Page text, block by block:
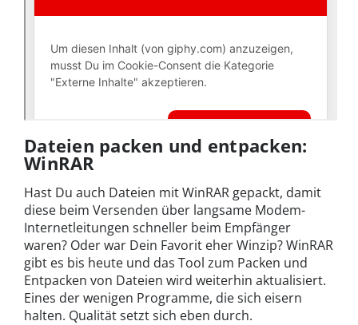
Dateien packen und entpacken:
WinRAR
Hast Du auch Dateien mit WinRAR gepackt, damit
diese beim Versenden über langsame Modem-
Internetleitungen schneller beim Empfänger
waren? Oder war Dein Favorit eher Winzip? WinRAR
gibt es bis heute und das Tool zum Packen und
Entpacken von Dateien wird weiterhin aktualisiert.
Eines der wenigen Programme, die sich eisern
halten. Qualität setzt sich eben durch.